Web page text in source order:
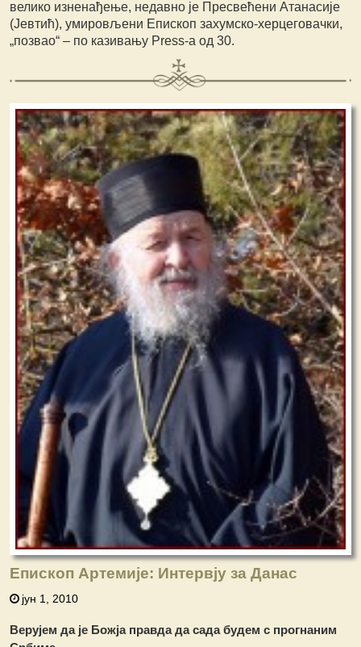
велико изненађење, недавно је Пресвећени Атанасије
(Јевтић), умировљени Епископ захумско-херцеговачки,
„позвао“ – по казивању Press-a од 30.
Епископ Артемије: Интервју за Данас
јун 1, 2010
Верујем да је Божја правда да сада будем с прогнаним